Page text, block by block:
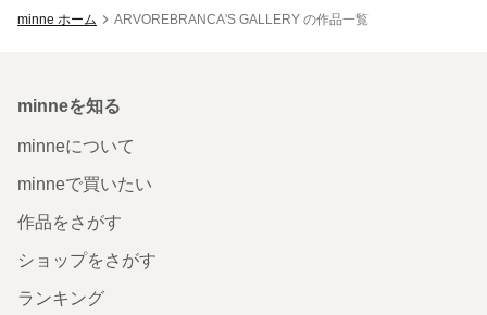
minne ホーム ARVOREBRANCA'S GALLERY の作品一覧
minneを知る
minneについて
minneで買いたい
作品をさがす
ショップをさがす
ランキング